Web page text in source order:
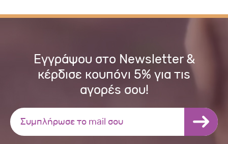
Εγγράψου στο Newsletter &
κέρδισε κουπόνι 5% για τις
αγορές σου!